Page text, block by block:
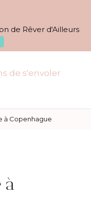
de Rêver d'Ailleurs
– 10
à Copenhague
à